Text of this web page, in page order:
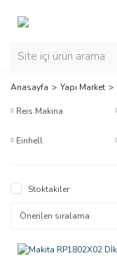
Anasayfa Yapı Market
Reis Makina
Einhell
Stoktakiler